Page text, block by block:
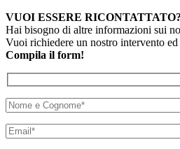
VUOI ESSERE RICONTATTATO?
Hai bisogno di altre informazioni sui
Vuoi richiedere un nostro intervento ed
Compila il form!